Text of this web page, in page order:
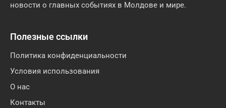
новости о главных событиях в Молдове и мире.
Полезные ссылки
Политика конфиденциальности
Условия использования
О нас
Контакты